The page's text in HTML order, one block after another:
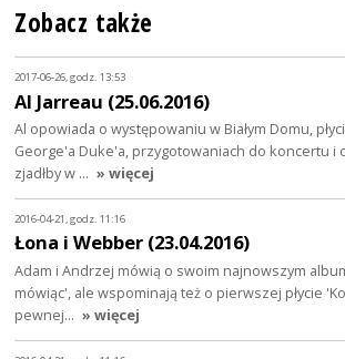
Zobacz także
2017-06-26, godz. 13:53
Al Jarreau (25.06.2016)
Al opowiada o występowaniu w Białym Domu,
George'a Duke'a, przygotowaniach do koncertu i
zjadłby w … » więcej
2016-04-21, godz. 11:16
Łona i Webber (23.04.2016)
Adam i Andrzej mówią o swoim najnowszym
mówiąc', ale wspominają też o pierwszej płycie
pewnej… » więcej